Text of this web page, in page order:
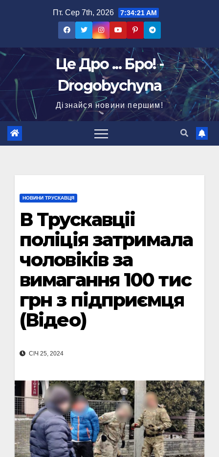
Пт. Сер 7th, 2026 7:34:22 AM
Це Дро ... Бро! -
Drogobychyna
Дізнайся новини першим!
НОВИНИ ТРУСКАВЦЯ
В Трускавціі
поліція затримала
чоловіків за
вимагання 100 тис
грн з підприємця
(Відео)
СІЧ 25, 2024